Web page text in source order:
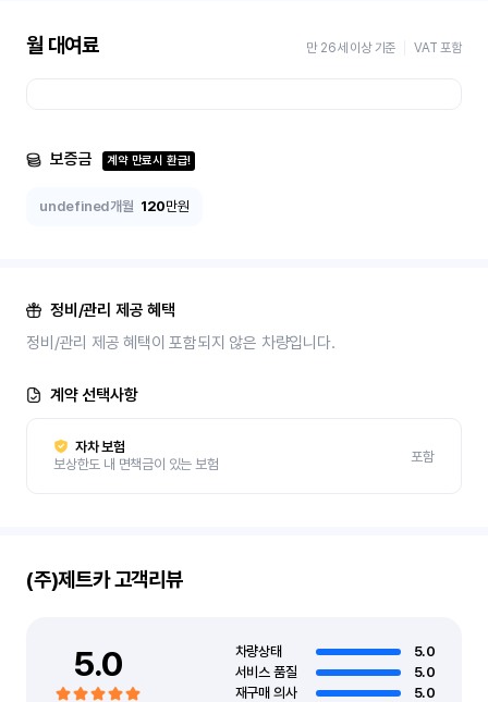
월 대여료 만 26세 이상 기준 VAT 포함
보증금 계약 만료시 환급!
undefined개월 120만원
정비/관리 제공 혜택
정비/관리 제공 혜택이 포함되지 않은 차량입니다.
계약 선택사항
자차 보험
보상한도 내 면책금이 있는 보험
포함
(주)제트카고객리뷰
5.0 차량상태
5.0
서비스 품질
5.0
재구매 의사
5.0